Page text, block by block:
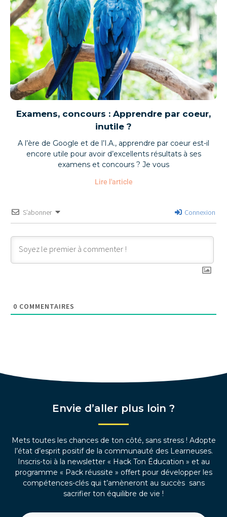
Examens, concours : Apprendre par coeur,
inutile ?
A l’ère de Google et de l’I.A., apprendre par coeur est-il
encore utile pour avoir d’excellents résultats à ses
examens et concours ? Je vous
Lire l'article
S’abonner Connexion
0 COMMENTAIRES
Envie d’aller plus loin ?
Mets toutes les chances de ton côté, sans stress ! Adopte
l’état d’esprit positif de la communauté des Learneuses.
Inscris-toi à la newsletter « Hack Ton Éducation » et au
programme « Pack réussite » offert pour développer les
compétences-clés qui t’amèneront au succès sans
sacrifier ton équilibre de vie !